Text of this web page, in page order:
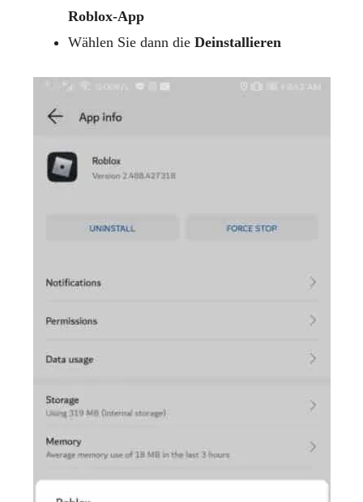
Roblox-App
Wählen Sie dann die Deinstallieren